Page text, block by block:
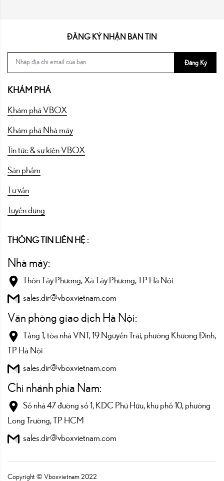
ĐĂNG KÝ NHẬN BẢN TIN
Đăng Ký
KHÁM PHÁ
Khám phá VBOX
Khám phá Nhà máy
Tin tức & sự kiện VBOX
Sản phẩm
Tư vấn
Tuyển dụng
THÔNG TIN LIÊN HỆ :
Nhà máy:
Thôn Tây Phương, Xã Tây Phương, TP Hà Nội
sales.dir@vboxvietnam.com
Văn phòng giao dịch Hà Nội:
Tầng 1, tòa nhà VNT, 19 Nguyễn Trãi, phường Khương Đình,
TP Hà Nội
sales.dir@vboxvietnam.com
Chi nhánh phía Nam:
Số nhà 47 đường số 1, KDC Phú Hữu, khu phố 10, phường
Long Trường, TP HCM
sales.dir@vboxvietnam.com
Copyright © Vboxvietnam 2022